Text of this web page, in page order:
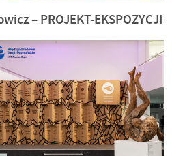
– PROJEKT-EKSPOZYCJI